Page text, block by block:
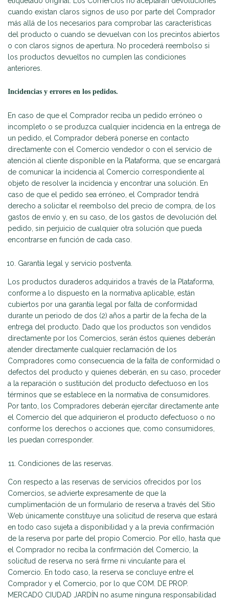
cuando existan claros signos de uso por parte del Comprador
más allá de los necesarios para comprobar las características
del producto o cuando se devuelvan con los precintos abiertos
o con claros signos de apertura. No procederá reembolso si
los productos devueltos no cumplen las condiciones
anteriores.
Incidencias y errores en los pedidos.
En caso de que el Comprador reciba un pedido erróneo o
incompleto o se produzca cualquier incidencia en la entrega de
un pedido, el Comprador deberá ponerse en contacto
directamente con el Comercio vendedor o con el servicio de
atención al cliente disponible en la Plataforma, que se encargará
de comunicar la incidencia al Comercio correspondiente al
objeto de resolver la incidencia y encontrar una solución. En
caso de que el pedido sea erróneo, el Comprador tendrá
derecho a solicitar el reembolso del precio de compra, de los
gastos de envío y, en su caso, de los gastos de devolución del
pedido, sin perjuicio de cualquier otra solución que pueda
encontrarse en función de cada caso.
Garantía legal y servicio postventa.
Los productos duraderos adquiridos a través de la Plataforma,
conforme a lo dispuesto en la normativa aplicable, están
cubiertos por una garantía legal por falta de conformidad
durante un periodo de dos (2) años a partir de la fecha de la
entrega del producto. Dado que los productos son vendidos
directamente por los Comercios, serán éstos quienes deberán
atender directamente cualquier reclamación de los
Compradores como consecuencia de la falta de conformidad o
defectos del producto y quienes deberán, en su caso, proceder
a la reparación o sustitución del producto defectuoso en los
términos que se establece en la normativa de consumidores.
Por tanto, los Compradores deberán ejercitar directamente ante
el Comercio del que adquirieron el producto defectuoso o no
conforme los derechos o acciones que, como consumidores,
les puedan corresponder.
Condiciones de las reservas.
Con respecto a las reservas de servicios ofrecidos por los
Comercios, se advierte expresamente de que la
cumplimentación de un formulario de reserva a través del Sitio
Web únicamente constituye una solicitud de reserva que estará
en todo caso sujeta a disponibilidad y a la previa confirmación
de la reserva por parte del propio Comercio. Por ello, hasta que
el Comprador no reciba la confirmación del Comercio, la
solicitud de reserva no será firme ni vinculante para el
Comercio. En todo caso, la reserva se concluye entre el
Comprador y el Comercio, por lo que COM. DE PROP.
MERCADO CIUDAD JARDÍN no asume ninguna responsabilidad